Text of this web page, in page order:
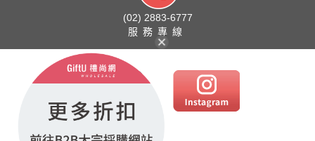
(02) 2883-6777
服務專線